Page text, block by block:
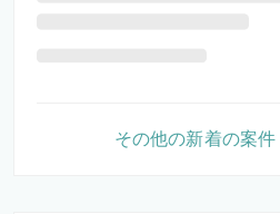
その他の新着の案